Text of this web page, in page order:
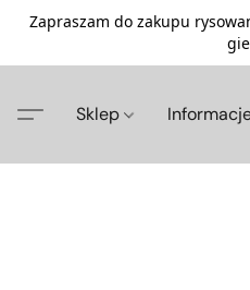
Zapraszam do zakupu
Sklep